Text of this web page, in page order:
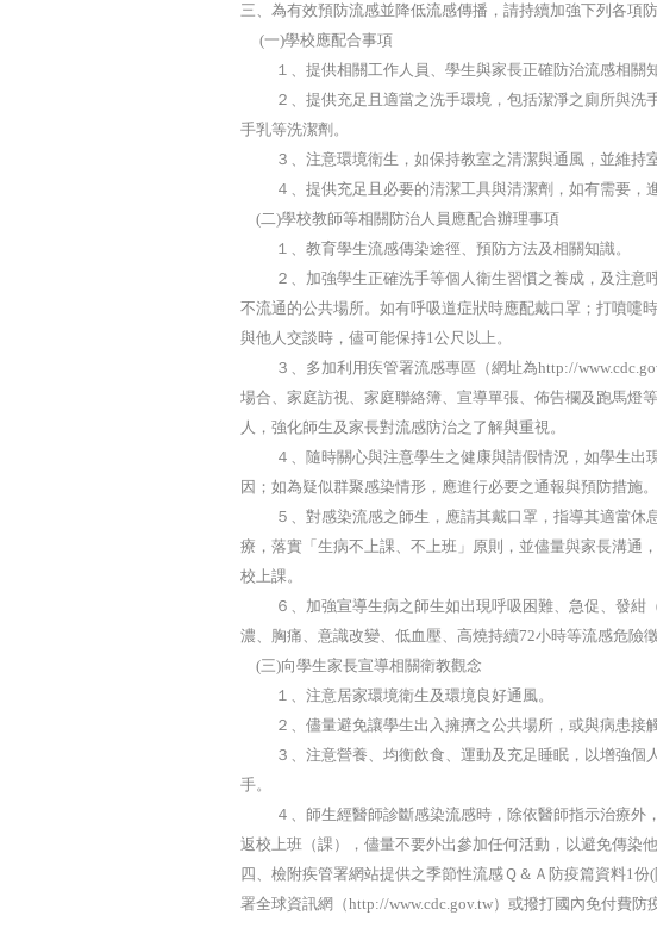
三、為有效預防流感並降低流感傳播，請持續加強下列各項
(一)學校應配合事項
１、提供相關工作人員、學生與家長正確防治流感相關
２、提供充足且適當之洗手環境，包括潔淨之廁所與洗
手乳等洗潔劑。
３、注意環境衛生，如保持教室之清潔與通風，並維持
４、提供充足且必要的清潔工具與清潔劑，如有需要，
(二)學校教師等相關防治人員應配合辦理事項
１、教育學生流感傳染途徑、預防方法及相關知識。
２、加強學生正確洗手等個人衛生習慣之養成，及注意
不流通的公共場所。如有呼吸道症狀時應配戴口罩；打噴嚏
與他人交談時，儘可能保持1公尺以上。
３、多加利用疾管署流感專區（網址為http://
場合、家庭訪視、家庭聯絡簿、宣導單張、佈告欄及跑馬燈
人，強化師生及家長對流感防治之了解與重視。
４、隨時關心與注意學生之健康與請假情況，如學生出
因；如為疑似群聚感染情形，應進行必要之通報與預防措施。
５、對感染流感之師生，應請其戴口罩，指導其適當休
療，落實「生病不上課、不上班」原則，並儘量與家長溝通
校上課。
６、加強宣導生病之師生如出現呼吸困難、急促、發紺
濃、胸痛、意識改變、低血壓、高燒持續72小時等流感危險
(三)向學生家長宣導相關衛教觀念
１、注意居家環境衛生及環境良好通風。
２、儘量避免讓學生出入擁擠之公共場所，或與病患接
３、注意營養、均衡飲食、運動及充足睡眠，以增強個
手。
４、師生經醫師診斷感染流感時，除依醫師指示治療外
返校上班（課），儘量不要外出參加任何活動，以避免傳染他
四、檢附疾管署網站提供之季節性流感Ｑ＆Ａ防疫篇資料1
署全球資訊網（http://www.cdc.gov.tw）或撥打國內免付費防